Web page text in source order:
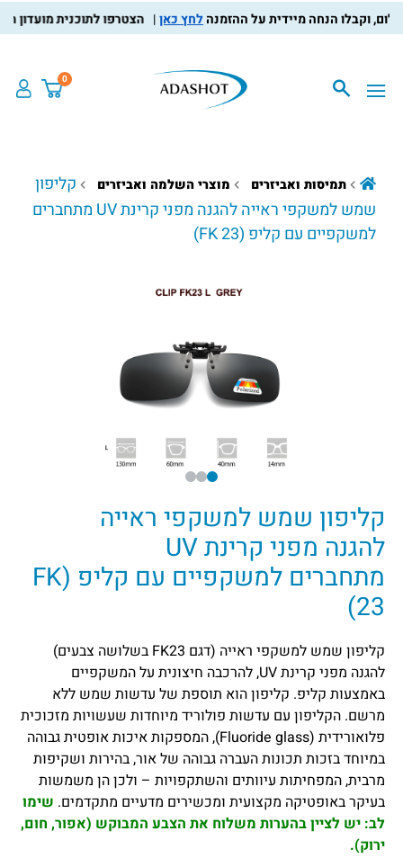
לחץ כאן הצטרפו לתוכנית מועדון
0
תמיסות ואביזרים מוצרי השלמה ואביזרים
קליפון
שמש למשקפי ראייה להגנה מפני קרינת UV מתחברים
למשקפיים עם קליפ (FK 23)
קליפון שמש למשקפי ראייה
להגנה מפני קרינת UV
מתחברים למשקפיים עם קליפ (FK
23)
קליפון שמש למשקפי ראייה (דגם FK23 בשלושה צבעים)
להגנה מפני קרינת UV, להרכבה חיצונית על המשקפיים
באמצעות קליפ. קליפון הוא תוספת של עדשות שמש ללא
מרשם. הקליפון עם עדשות פולוריד מיוחדות שעשויות מזכוכית
פלואורידית (Fluoride glass), המספקות איכות אופטית גבוהה
במיוחד בזכות תכונות העברה גבוהה של אור, בהירות ושקיפות
מרבית, המפחיתות עיוותים והשתקפויות – ולכן הן משמשות
בעיקר באופטיקה מקצועית ומכשירים מדעיים מתקדמים. שימו
לב: יש לציין בהערות משלוח את הצבע המבוקש (אפור, חום,
ירוק).